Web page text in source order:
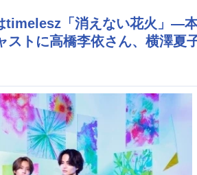
コスプレ 2.5次元
男性声優/女性声優一覧
今期ア
FOLLOW US
timelesz「消えない花火」―
ストに高橋李依さん、横澤夏